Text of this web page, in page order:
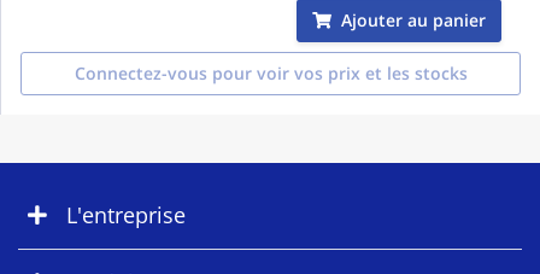
Ajouter au panier
Connectez-vous pour voir vos prix et les stocks
L'entreprise